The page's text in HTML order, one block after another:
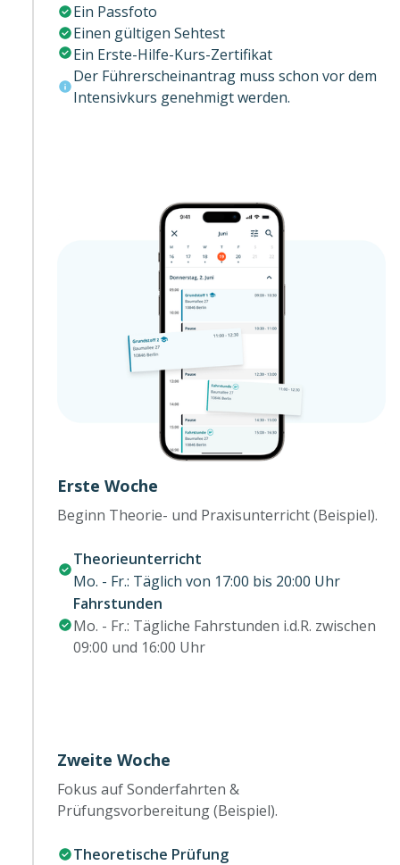
Ein Passfoto
Einen gültigen Sehtest
Ein Erste-Hilfe-Kurs-Zertifikat
Der Führerscheinantrag muss schon vor dem
Intensivkurs genehmigt werden.
Erste Woche
Beginn Theorie- und Praxisunterricht (Beispiel).
Theorieunterricht
Mo. - Fr.: Täglich von 17:00 bis 20:00 Uhr
Fahrstunden
Mo. - Fr.: Tägliche Fahrstunden i.d.R. zwischen
09:00 und 16:00 Uhr
Zweite Woche
Fokus auf Sonderfahrten &
Prüfungsvorbereitung (Beispiel).
Theoretische Prüfung